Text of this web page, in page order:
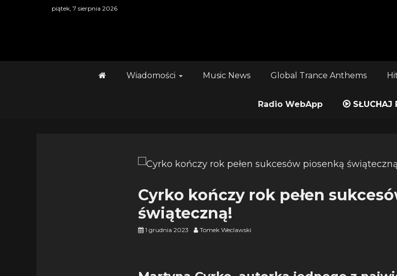
piątek, 7 sierpnia 2026
Wiadomości Music News Global Trance Anthems
Radio WebApp SŁUCHAJ
Cyrko kończy rok pełen
świąteczną!
1 grudnia 2023 Tomek Weclawski